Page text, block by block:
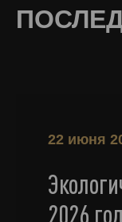
22 июня
2026